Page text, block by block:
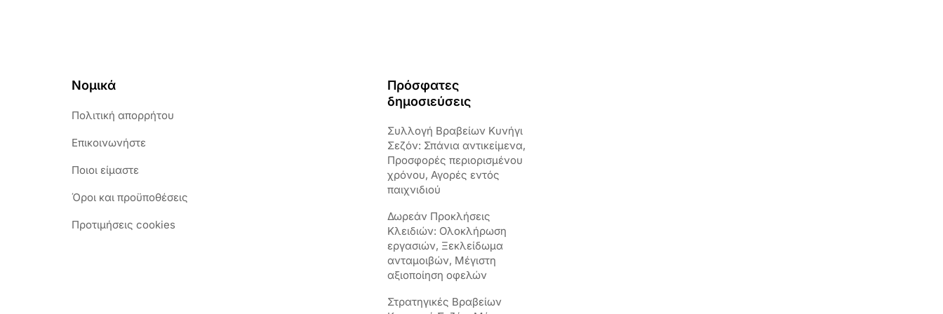
Νομικά
Πολιτική απορρήτου
Επικοινωνήστε
Ποιοι είμαστε
Όροι και προϋποθέσεις
Προτιμήσεις cookies
Πρόσφατες
δημοσιεύσεις
Συλλογή Βραβείων Κυνήγι
Σεζόν: Σπάνια αντικείμενα,
Προσφορές περιορισμένου
χρόνου, Αγορές εντός
παιχνιδιού
Δωρεάν Προκλήσεις
Κλειδιών: Ολοκλήρωση
εργασιών, Ξεκλείδωμα
ανταμοιβών, Μέγιστη
αξιοποίηση οφελών
Στρατηγικές Βραβείων